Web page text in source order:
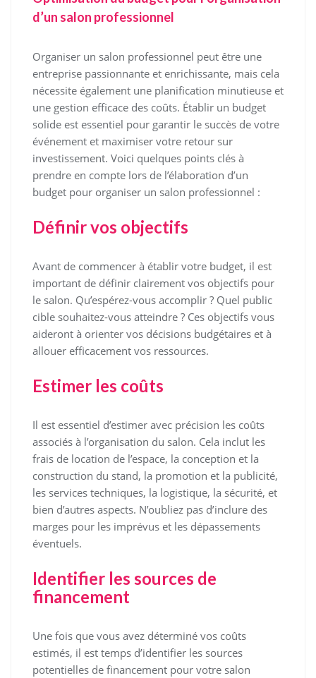
d’un salon professionnel
Organiser un salon professionnel peut être une
entreprise passionnante et enrichissante, mais cela
nécessite également une planification minutieuse et
une gestion efficace des coûts. Établir un budget
solide est essentiel pour garantir le succès de votre
événement et maximiser votre retour sur
investissement. Voici quelques points clés à
prendre en compte lors de l’élaboration d’un
budget pour organiser un salon professionnel :
Définir vos objectifs
Avant de commencer à établir votre budget, il est
important de définir clairement vos objectifs pour
le salon. Qu’espérez-vous accomplir ? Quel public
cible souhaitez-vous atteindre ? Ces objectifs vous
aideront à orienter vos décisions budgétaires et à
allouer efficacement vos ressources.
Estimer les coûts
Il est essentiel d’estimer avec précision les coûts
associés à l’organisation du salon. Cela inclut les
frais de location de l’espace, la conception et la
construction du stand, la promotion et la publicité,
les services techniques, la logistique, la sécurité, et
bien d’autres aspects. N’oubliez pas d’inclure des
marges pour les imprévus et les dépassements
éventuels.
Identifier les sources de
financement
Une fois que vous avez déterminé vos coûts
estimés, il est temps d’identifier les sources
potentielles de financement pour votre salon